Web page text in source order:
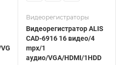
HDMI/1HDD
Видеорегистраторы
Видеорегистратор ALIS
CAD-6916 16 видео/4
mpx/1
аудио/VGA/HDMI/1HDD